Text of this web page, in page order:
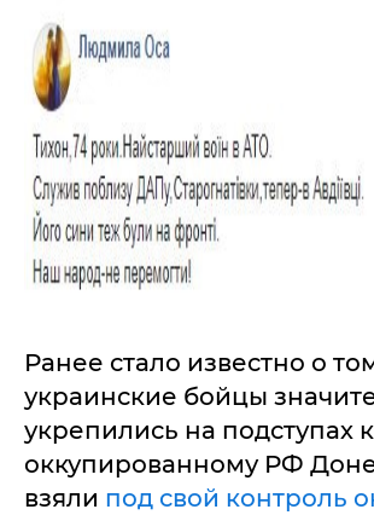
Ранее стало известно о
украинские бойцы
укрепились на подступах к
оккупированному РФ
взяли под свой контроль